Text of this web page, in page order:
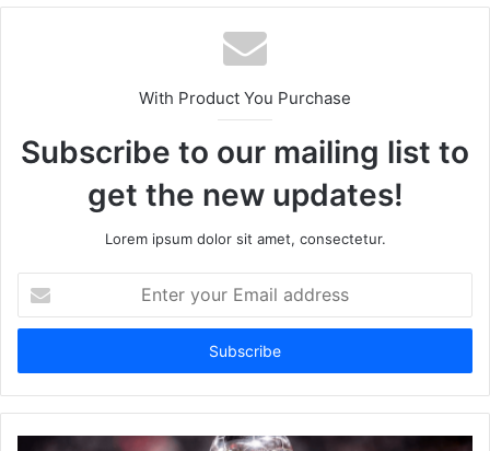
With Product You Purchase
Subscribe to our mailing list to
get the new updates!
Lorem ipsum dolor sit amet, consectetur.
your
Email